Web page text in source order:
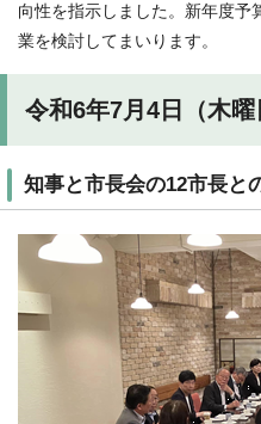
向性を指示しました。新年度予
業を検討してまいります。
令和6年7月4日（木曜
知事と市長会の12市長と